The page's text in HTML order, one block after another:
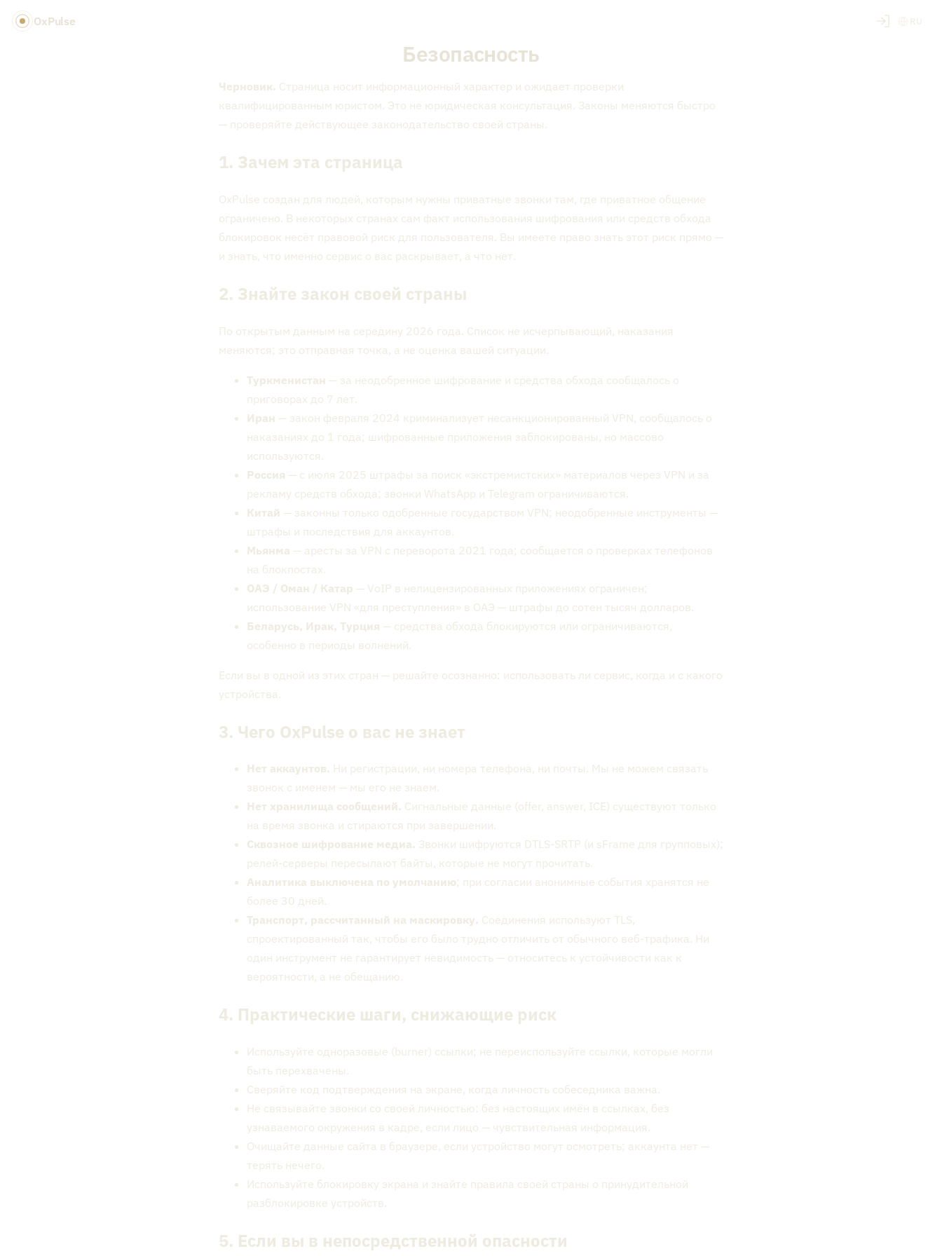
OxPulse RU
Безопасность
Черновик. Страница носит информационный характер и ожидает проверки
квалифицированным юристом. Это не юридическая консультация. Законы меняются быстро
— проверяйте действующее законодательство своей страны.
1. Зачем эта страница
OxPulse создан для людей, которым нужны приватные звонки там, где приватное общение
ограничено. В некоторых странах сам факт использования шифрования или средств обхода
блокировок несёт правовой риск для пользователя . Вы имеете право знать этот риск прямо —
и знать, что именно сервис о вас раскрывает, а что нет.
2. Знайте закон своей страны
По открытым данным на середину 2026 года. Список не исчерпывающий, наказания
меняются; это отправная точка, а не оценка вашей ситуации.
Туркменистан — за неодобренное шифрование и средства обхода сообщалось о
приговорах до 7 лет.
Иран — закон февраля 2024 криминализует несанкционированный VPN, сообщалось о
наказаниях до 1 года; шифрованные приложения заблокированы, но массово
используются.
Россия — с июля 2025 штрафы за поиск «экстремистских» материалов через VPN и за
рекламу средств обхода; звонки WhatsApp и Telegram ограничиваются.
Китай — законны только одобренные государством VPN; неодобренные инструменты —
штрафы и последствия для аккаунтов.
Мьянма — аресты за VPN с переворота 2021 года; сообщается о проверках телефонов
на блокпостах.
ОАЭ / Оман / Катар — VoIP в нелицензированных приложениях ограничен;
использование VPN «для преступления» в ОАЭ — штрафы до сотен тысяч долларов.
Беларусь, Ирак, Турция — средства обхода блокируются или ограничиваются,
особенно в периоды волнений.
Если вы в одной из этих стран — решайте осознанно: использовать ли сервис, когда и с какого
устройства.
3. Чего OxPulse о вас не знает
Нет аккаунтов. Ни регистрации, ни номера телефона, ни почты. Мы не можем связать
звонок с именем — мы его не знаем.
Нет хранилища сообщений. Сигнальные данные (offer, answer, ICE) существуют только
на время звонка и стираются при завершении.
Сквозное шифрование медиа. Звонки шифруются DTLS-SRTP (и sFrame для групповых);
релей-серверы пересылают байты, которые не могут прочитать.
Аналитика выключена по умолчанию; при согласии анонимные события хранятся не
более 30 дней.
Транспорт, рассчитанный на маскировку. Соединения используют TLS,
спроектированный так, чтобы его было трудно отличить от обычного веб-трафика. Ни
один инструмент не гарантирует невидимость — относитесь к устойчивости как к
вероятности, а не обещанию.
4. Практические шаги, снижающие риск
Используйте одноразовые (burner) ссылки; не переиспользуйте ссылки, которые могли
быть перехвачены.
Сверяйте код подтверждения на экране, когда личность собеседника важна.
Не связывайте звонки со своей личностью: без настоящих имён в ссылках, без
узнаваемого окружения в кадре, если лицо — чувствительная информация.
Очищайте данные сайта в браузере, если устройство могут осмотреть; аккаунта нет —
терять нечего.
Используйте блокировку экрана и знайте правила своей страны о принудительной
разблокировке устройств.
5. Если вы в непосредственной опасности